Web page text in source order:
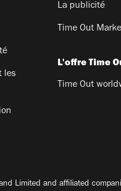
les
La publicité
Time Out
L'offre Time
Time Out
Limited and affiliated